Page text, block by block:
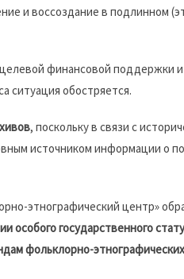
и воссоздание в подлинном
финансовой поддержки
ситуация обостряется.
, поскольку в связи с
источником информации о
этнографический центр»
особого государственного
фольклорно-